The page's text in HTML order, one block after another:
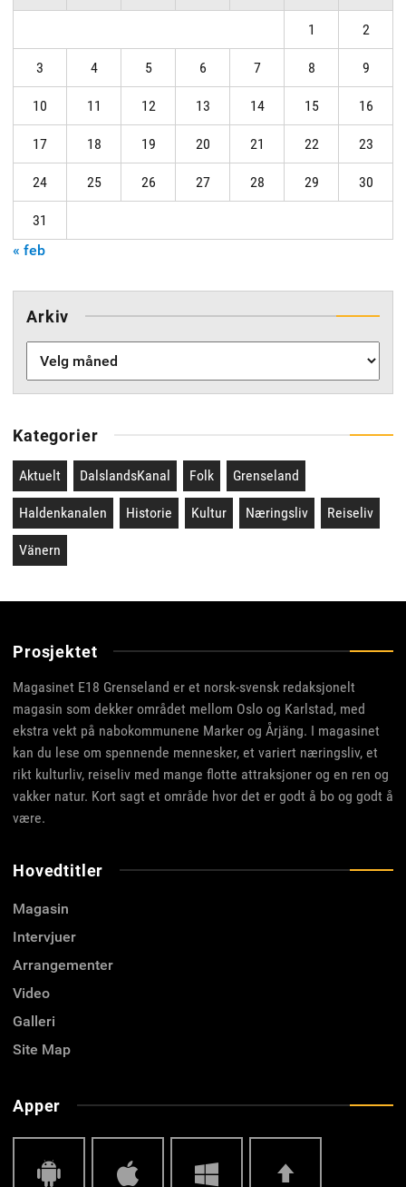
1 2
3 4 5 6 7 8 9
10 11 12 13 14 15 16
17 18 19 20 21 22 23
24 25 26 27 28 29 30
31
« feb
Arkiv
Kategorier
Aktuelt DalslandsKanal Folk Grenseland
Haldenkanalen Historie Kultur Næringsliv Reiseliv
Vänern
Prosjektet
Magasinet E18 Grenseland er et norsk-svensk redaksjonelt
magasin som dekker området mellom Oslo og Karlstad, med
ekstra vekt på nabokommunene Marker og Årjäng. I magasinet
kan du lese om spennende mennesker, et variert næringsliv, et
rikt kulturliv, reiseliv med mange flotte attraksjoner og en ren og
vakker natur. Kort sagt et område hvor det er godt å bo og godt å
være.
Hovedtitler
Magasin
Intervjuer
Arrangementer
Video
Galleri
Site Map
Apper